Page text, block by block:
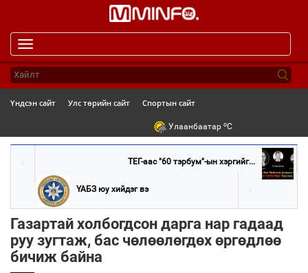
navigation
Үндсэн сайт Улс төрийн сайт Спортын сайт
Улаанбаатар oC
ТЕГ-аас "60 тэрбум"-ын хэргийг...
ҮАБЗ юу хийдэг вэ
Газартай холбогдсон дарга нар гадаад
руу зугтаж, бас чөлөөлөгдөх өргөдлөө
бичиж байна